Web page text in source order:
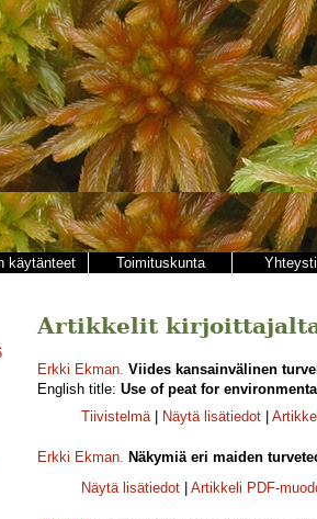
käytänteet Toimituskunta
Artikkelit
Erkki Ekman. Viides kansainvälinen
English title: Use of peat for
Tiivistelmä| Näytä lisätiedot
Erkki Ekman. Näkymiä eri maiden
Näytä lisätiedot
Artikkeli PDF-